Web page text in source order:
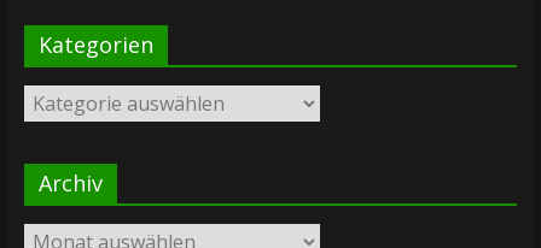
Kategorien
Kategorien
Archiv
Archiv